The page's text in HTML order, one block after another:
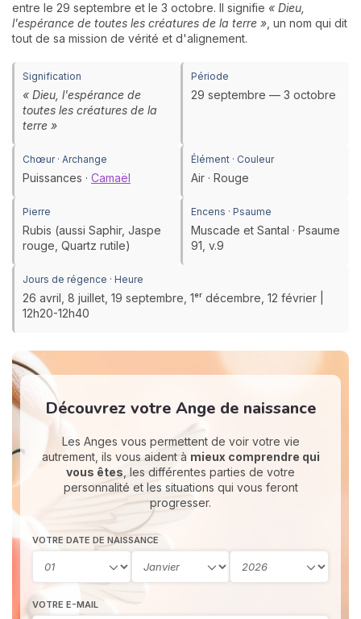
entre le 29 septembre et le 3 octobre. Il signifie « Dieu,
l'espérance de toutes les créatures de la terre » , un nom qui dit
tout de sa mission de vérité et d'alignement.
Signification
« Dieu, l'espérance de
toutes les créatures de la
terre »
Période
29 septembre — 3 octobre
Chœur · Archange
Puissances · Camaël
Élément · Couleur
Air · Rouge
Pierre
Rubis (aussi Saphir, Jaspe
rouge, Quartz rutile)
Encens · Psaume
Muscade et Santal · Psaume
91, v.9
Jours de régence · Heure
26 avril, 8 juillet, 19 septembre, 1ᵉʳ décembre, 12 février |
12h20-12h40
Découvrez votre Ange de naissance
Les Anges vous permettent de voir votre vie
autrement, ils vous aident à mieux comprendre qui
vous êtes , les différentes parties de votre
personnalité et les situations qui vous feront
progresser.
VOTRE DATE DE NAISSANCE
VOTRE E-MAIL